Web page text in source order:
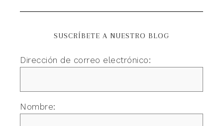
SUSCRÍBETE A NUESTRO BLOG
Dirección de correo electrónico:
Nombre: